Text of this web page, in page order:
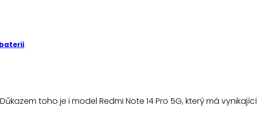
baterii
toho je i model Redmi Note 14 Pro 5G, který má vynikající